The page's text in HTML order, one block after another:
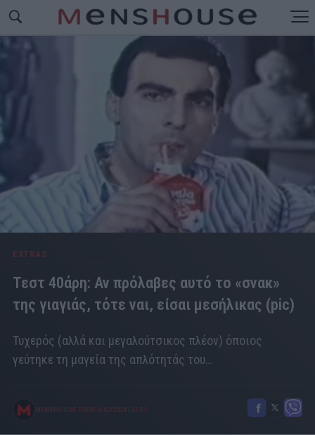
EXTRAS
Τεστ 40άρη: Αν πρόλαβες αυτό το «σνακ»
της γιαγιάς, τότε ναι, είσαι μεσήλικας (pic)
Τυχερός (αλλά και μεγαλούτσικος πλέον) όποιος
γεύτηκε τη μαγεία της απλότητάς του…
MENSHOUSE TEAM 16/02/2024 21:51